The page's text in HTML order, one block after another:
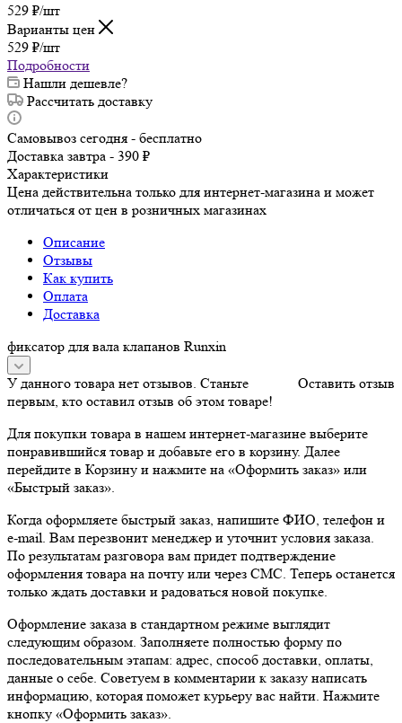
529 ₽/шт
Варианты цен
529 ₽/шт
Подробности
Нашли дешевле?
Рассчитать доставку
Самовывоз сегодня - бесплатно
Доставка завтра - 390 ₽
Характеристики
Цена действительна только для интернет-магазина и может
отличаться от цен в розничных магазинах
Описание
Отзывы
Как купить
Оплата
Доставка
фиксатор для вала клапанов Runxin
Оставить отзыв
У данного товара нет отзывов. Станьте
первым, кто оставил отзыв об этом товаре!
Для покупки товара в нашем интернет-магазине выберите
понравившийся товар и добавьте его в корзину. Далее
перейдите в Корзину и нажмите на «Оформить заказ» или
«Быстрый заказ».
Когда оформляете быстрый заказ, напишите ФИО, телефон и
e-mail. Вам перезвонит менеджер и уточнит условия заказа.
По результатам разговора вам придет подтверждение
оформления товара на почту или через СМС. Теперь останется
только ждать доставки и радоваться новой покупке.
Оформление заказа в стандартном режиме выглядит
следующим образом. Заполняете полностью форму по
последовательным этапам: адрес, способ доставки, оплаты,
данные о себе. Советуем в комментарии к заказу написать
информацию, которая поможет курьеру вас найти. Нажмите
кнопку «Оформить заказ».